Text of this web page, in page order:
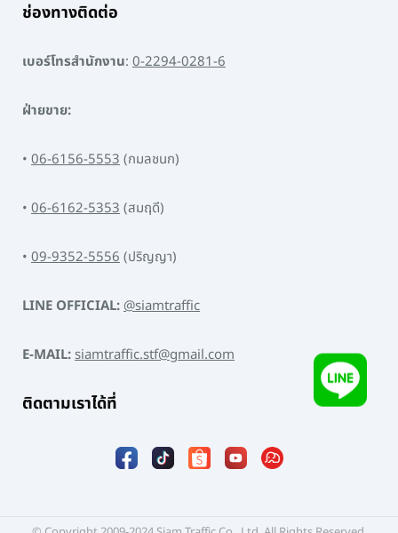
ช่องทางติดต่อ
เบอร์โทรสำนักงาน: 0-2294-0281-6
ฝ่ายขาย:
• 06-6156-5553(กมลชนก)
• 06-6162-5353(สมฤดี)
• 09-9352-5556(ปริญญา)
LINE OFFICIAL:@siamtraffic
E-MAIL:siamtraffic.stf@gmail.com
ติดตามเราได้ที่